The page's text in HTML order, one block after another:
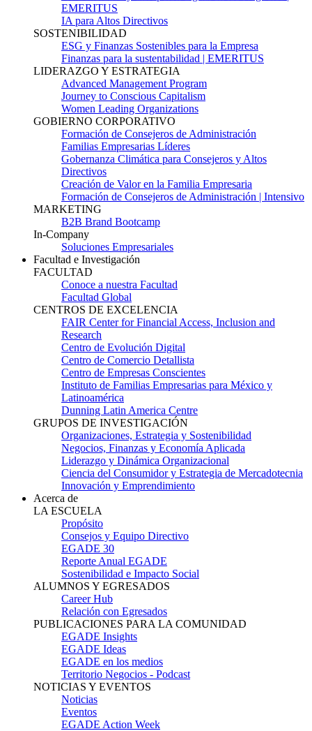
EMERITUS
IA para Altos Directivos
SOSTENIBILIDAD
ESG y Finanzas Sostenibles para la Empresa
Finanzas para la sustentabilidad | EMERITUS
LIDERAZGO Y ESTRATEGIA
Advanced Management Program
Journey to Conscious Capitalism
Women Leading Organizations
GOBIERNO CORPORATIVO
Formación de Consejeros de Administración
Familias Empresarias Líderes
Gobernanza Climática para Consejeros y Altos
Directivos
Creación de Valor en la Familia Empresaria
Formación de Consejeros de Administración | Intensivo
MARKETING
B2B Brand Bootcamp
In-Company
Soluciones Empresariales
Facultad e Investigación
FACULTAD
Conoce a nuestra Facultad
Facultad Global
CENTROS DE EXCELENCIA
FAIR Center for Financial Access, Inclusion and
Research
Centro de Evolución Digital
Centro de Comercio Detallista
Centro de Empresas Conscientes
Instituto de Familias Empresarias para México y
Latinoamérica
Dunning Latin America Centre
GRUPOS DE INVESTIGACIÓN
Organizaciones, Estrategia y Sostenibilidad
Negocios, Finanzas y Economía Aplicada
Liderazgo y Dinámica Organizacional
Ciencia del Consumidor y Estrategia de Mercadotecnia
Innovación y Emprendimiento
Acerca de
LA ESCUELA
Propósito
Consejos y Equipo Directivo
EGADE 30
Reporte Anual EGADE
Sostenibilidad e Impacto Social
ALUMNOS Y EGRESADOS
Career Hub
Relación con Egresados
PUBLICACIONES PARA LA COMUNIDAD
EGADE Insights
EGADE Ideas
EGADE en los medios
Territorio Negocios - Podcast
NOTICIAS Y EVENTOS
Noticias
Eventos
EGADE Action Week